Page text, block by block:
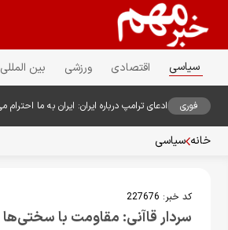
سیاسی اقتصادی ورزشی بین المللی
فوری ادعای ترامپ درباره ایران: ایران به ما احترام
خانه سیاسی
کد خبر: 227676
سردار قاآنی: مقاومت با